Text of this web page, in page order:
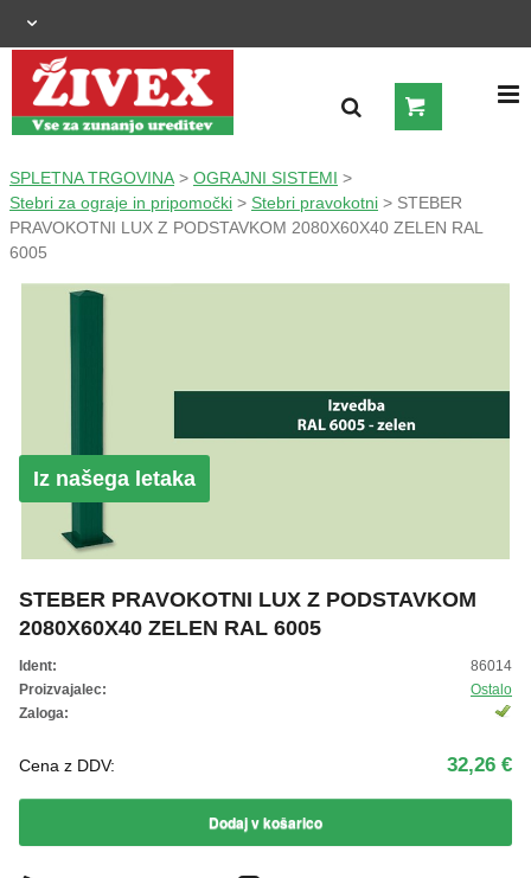
OGRAJNI SISTEMI
ZUNANJA UREDITEV
KMETIJSTVO
ŠIROKA POTROŠNJA
ŽIVKO POMETA - OUTLET
SPLETNA TRGOVINA > OGRAJNI SISTEMI >
Stebri za ograje in pripomočki > Stebri pravokotni > STEBER
PRAVOKOTNI LUX Z PODSTAVKOM 2080X60X40 ZELEN RAL
6005
Iz našega letaka
STEBER PRAVOKOTNI LUX Z PODSTAVKOM
2080X60X40 ZELEN RAL 6005
Ident:
86014
Proizvajalec:
Ostalo
Zaloga:
Cena z DDV: 32,26 €
Dodaj v košarico